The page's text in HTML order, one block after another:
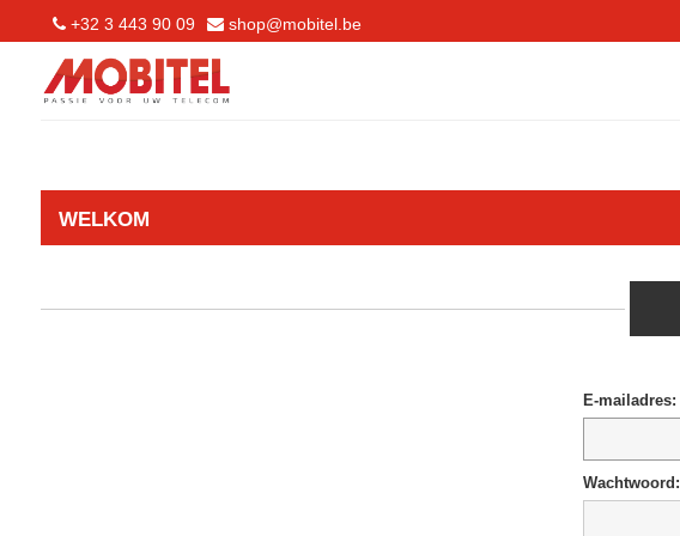
+32 3 443 90 09 shop@mobitel.be
WELKOM
E-mailadres:
Wachtwoord: